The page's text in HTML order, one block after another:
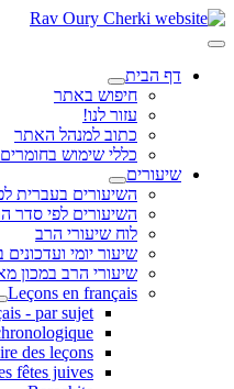
דף הבית
חיפוש באתר
עזור לנו!
כתוב למנהל האתר
כללי שימוש
שיעורים
השיעורים בעברית
השיעורים לפי סדר
לוח שיעורי הרב
שיעור יומי
שיעורי הרב במכון
Leçons en français
- par sujet
des leçons
fêtes juives